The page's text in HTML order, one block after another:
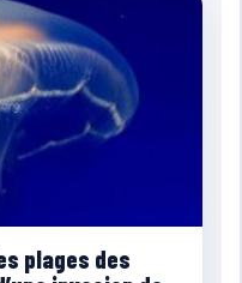
plages des